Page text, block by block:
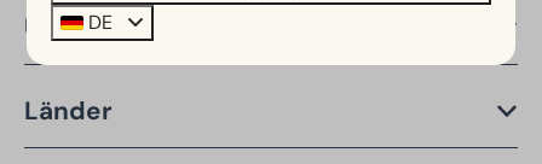
Über EuroParcs
Länder
DE